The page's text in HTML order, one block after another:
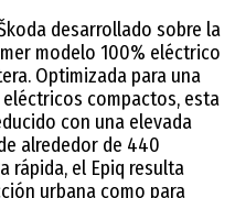
desarrollado sobre la
modelo 100% eléctrico
Optimizada para una
compactos, esta
con una elevada
alrededor de 440
rápida, el Epiq resulta
urbana como para